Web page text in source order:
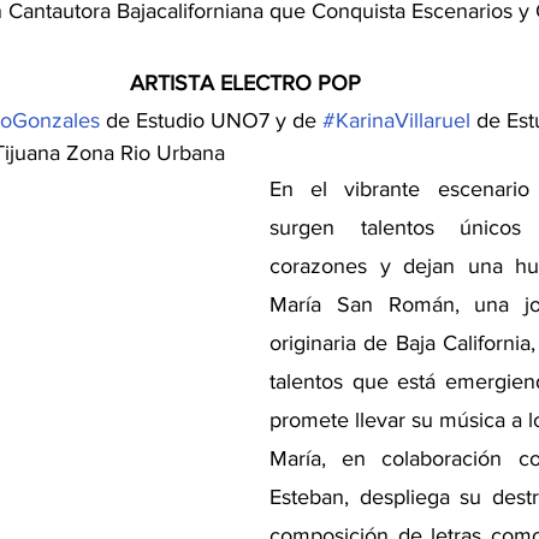
Bajacaliforniana que Conquista Escenarios y
ARTISTA ELECTRO POP
de Estudio UNO7 y de #KarinaVillaruel de
Zona Rio Urbana
En el vibrante
surgen talentos únicos
corazones y dejan una
María San Román, una
originaria de Baja
talentos que está
promete llevar su música a
María, en colaboración
Esteban, despliega su